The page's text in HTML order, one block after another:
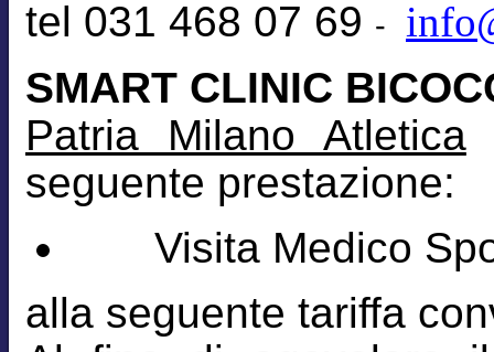
tel 031 468 07 69 -
SMART CLINIC
Patria Milano Atletica
seguente prestazione:
Visita Medico
alla seguente tariffa